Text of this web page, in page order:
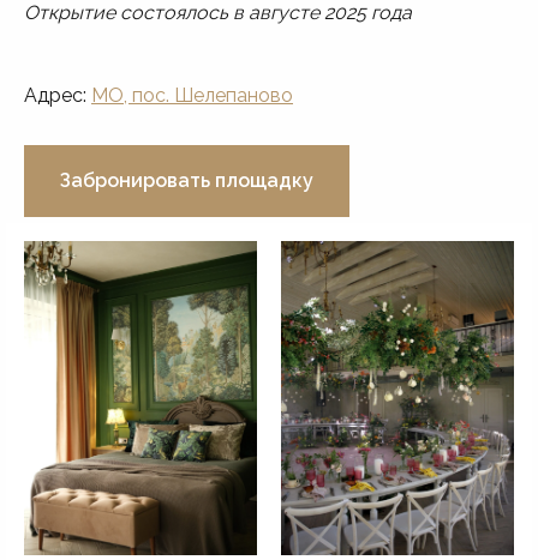
Открытие состоялось в августе 2025 года
Адрес: МО, пос. Шелепаново
Забронировать площадку
Эта живописная усадьба станет
вашим личным
пространствомна всё время
праздника.
Банкетный зал
с
панорамными окнами по 3м
сторонам, высокими